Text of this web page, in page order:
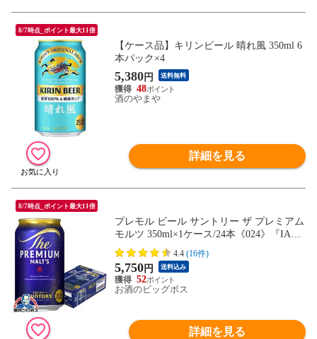
8/7時点_ポイント最大11倍
【ケース品】キリンビール 晴れ風 350ml 6
本パック×4
5,380円 送料無料
48
酒のやまや
詳細を見る
8/7時点_ポイント最大11倍
プレモル ビール サントリー ザ プレミアム
モルツ 350ml×1ケース/24本《024》『IA
S』【本州のみ 送料無料】
4.4 (16件)
5,750円 送料込み
52
お酒のビッグボス
詳細を見る